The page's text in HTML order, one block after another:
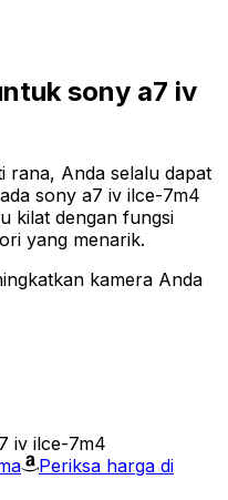
sony a7 iv
rana, Anda selalu dapat
sony a7 iv ilce-7m4
kilat dengan fungsi
yang menarik.
kamera Anda
iv ilce-7m4
Periksa harga di